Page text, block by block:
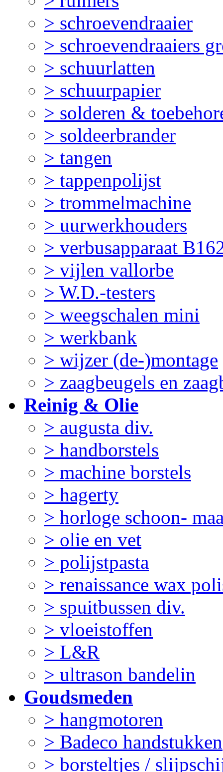
> schroevendraaier
> schroevendraaiers
> schuurlatten
> schuurpapier
> solderen &
> soldeerbrander
> tangen
> tappenpolijst
> trommelmachine
> uurwerkhouders
> verbusapparaat
> vijlen vallorbe
> W.D.-testers
> weegschalen mini
> werkbank
> wijzer (de-)montage
> zaagbeugels en
Reinig & Olie
> augusta div.
> handborstels
> machine borstels
> hagerty
> horloge schoon-
> olie en vet
> polijstpasta
> renaissance wax
> spuitbussen div.
> vloeistoffen
> L&R
> ultrason bandelin
Goudsmeden
> hangmotoren
> Badeco handstukken
> borsteltjes /